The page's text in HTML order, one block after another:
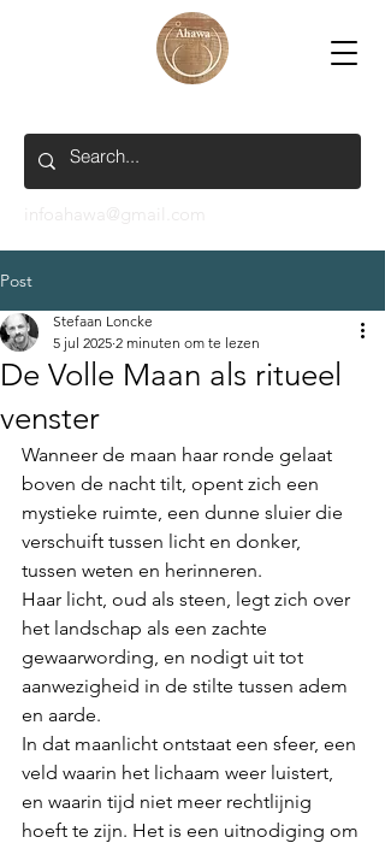
infoahawa@gmail.com
Post
De Volle Maan als ritueel
venster
Stefaan Loncke
5 jul 2025 2 minuten om te lezen
Wanneer de maan haar ronde gelaat
boven de nacht tilt, opent zich een
mystieke ruimte, een dunne sluier die
verschuift tussen licht en donker,
tussen weten en herinneren.
Haar licht, oud als steen, legt zich over
het landschap als een zachte
gewaarwording, en nodigt uit tot
aanwezigheid in de stilte tussen adem
en aarde.
In dat maanlicht ontstaat een sfeer, een
veld waarin het lichaam weer luistert,
en waarin tijd niet meer rechtlijnig
hoeft te zijn. Het is een uitnodiging om